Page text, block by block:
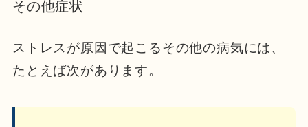
その他症状
ストレスが原因で起こるその他の病気には、
たとえば次があります。